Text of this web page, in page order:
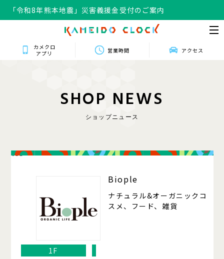
「令和8年熊本地震」災害義援金受付のご案内
カメクロ
アプリ
営業時間 アクセス
SHOP NEWS
ショップニュース
105
Biople
ナチュラル&オーガニックコ
スメ、フード、雑貨
1F